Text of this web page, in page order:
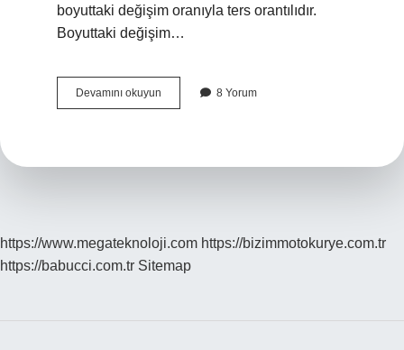
boyuttaki değişim oranıyla ters orantılıdır.
Boyuttaki değişim…
Devamını okuyun Dayanıklılığı
Artırmak
8 Yorum
https://www.megateknoloji.com https://bizimmotokurye.com.tr
https://babucci.com.tr Sitemap